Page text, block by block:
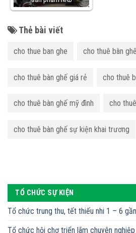
Thẻ bài viết
cho thue ban ghe cho thuê bàn
cho thuê bàn ghế giá rẻ cho thuê
cho thuê bàn ghế mỹ đình cho
cho thuê bàn ghế sự kiện khai trương
TỔ CHỨC SỰ KIỆN
Tổ chức trung thu, tết thiếu nhi 1 – 6
Tổ chức hội chợ triển lãm chuyên nghiệp